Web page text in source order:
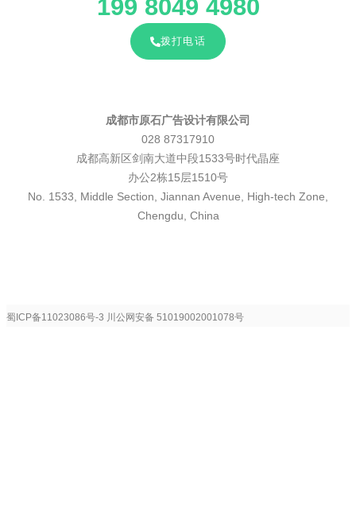
199 8049 4980
拨打电话
成都市原石广告设计有限公司
028 87317910
成都高新区剑南大道中段1533号时代晶座
办公2栋15层1510号
No. 1533, Middle Section, Jiannan Avenue, High-tech Zone,
Chengdu, China
蜀ICP备11023086号-3 川公网安备 51019002001078号